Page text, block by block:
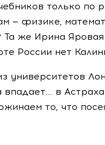
только по
— физике,
же Ирина
России нет
университетов
в
то, что